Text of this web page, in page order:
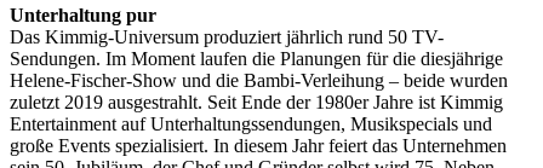
Unterhaltung pur
Das Kimmig-Universum produziert jährlich rund 50 TV-
Sendungen. Im Moment laufen die Planungen für die diesjährige
Helene-Fischer-Show und die Bambi-Verleihung – beide wurden
zuletzt 2019 ausgestrahlt. Seit Ende der 1980er Jahre ist Kimmig
Entertainment auf Unterhaltungssendungen, Musikspecials und
große Events spezialisiert. In diesem Jahr feiert das Unternehmen